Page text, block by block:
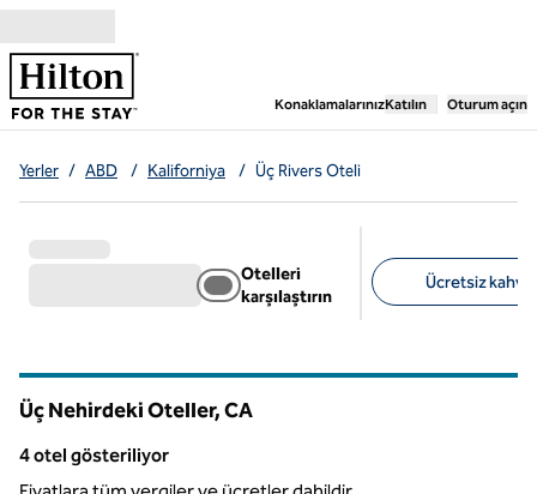
Konaklamalarınız,Yeni bir sekme
Katılın Oturum açın
Yerler / ABD / Kaliforniya / Üç Rivers Oteli
Otelleri
karşılaştırın
Ücretsiz
Üç Nehirdeki Oteller,CA
4 otel gösteriliyor
4 otel gösteriliyor